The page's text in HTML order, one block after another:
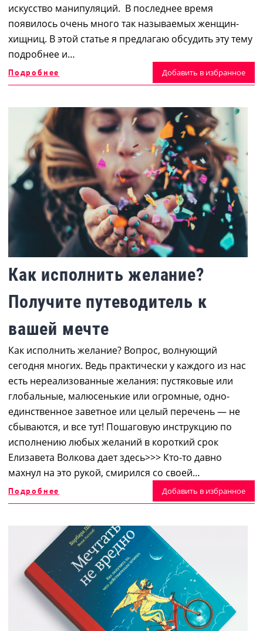
искусство манипуляций. В последнее время
появилось очень много так называемых женщин-
хищниц. В этой статье я предлагаю обсудить эту тему
подробнее и…
Подробнее Добавить в избранное
Как исполнить желание?
Получите путеводитель к
вашей мечте
Как исполнить желание? Вопрос, волнующий
сегодня многих. Ведь практически у каждого из нас
есть нереализованные желания: пустяковые или
глобальные, малюсенькие или огромные, одно-
единственное заветное или целый перечень ― не
сбываются, и все тут! Пошаговую инструкцию по
исполнению любых желаний в короткий срок
Елизавета Волкова дает здесь>>> Кто-то давно
махнул на это рукой, смирился со своей…
Подробнее Добавить в избранное